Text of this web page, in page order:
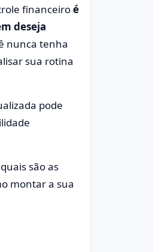
financeiroé
deseja
nunca tenha
sua rotina
pode
são as
montar a sua